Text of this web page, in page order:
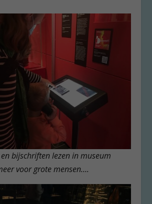
bijschriften lezen in museum
voor grote mensen….